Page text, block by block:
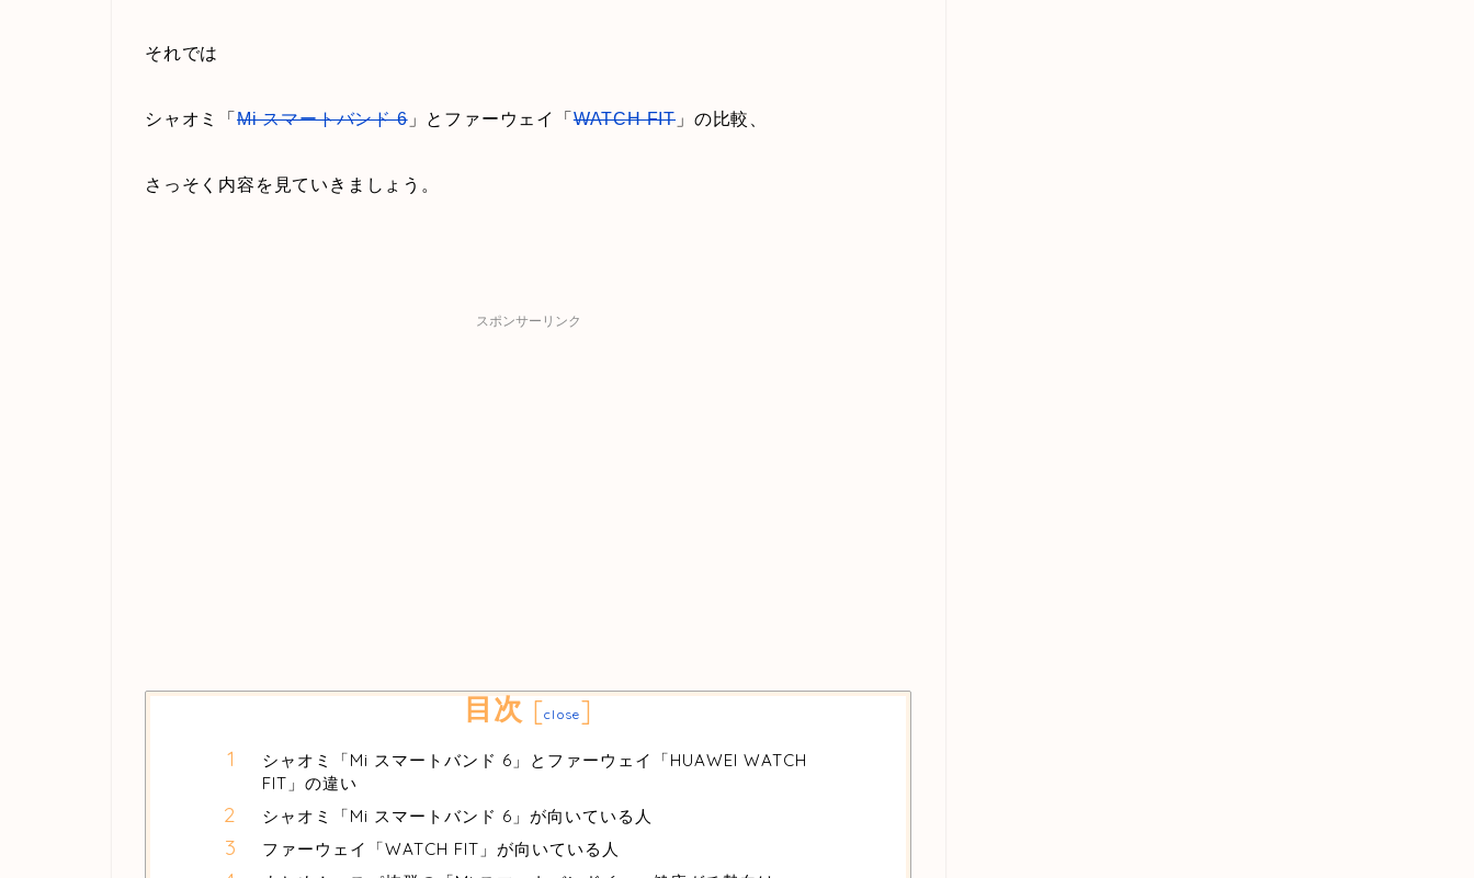
それでは
シャオミ「 Mi スマートバンド 6」とファーウェイ「WATCH FIT 」の比較、
さっそく内容を見ていきましょう。
スポンサーリンク
目次 [close]
シャオミ「Mi スマートバンド 6」とファーウェイ「HUAWEI WATCH
FIT」の違い
シャオミ「Mi スマートバンド 6」が向いている人
ファーウェイ「WATCH FIT」が向いている人